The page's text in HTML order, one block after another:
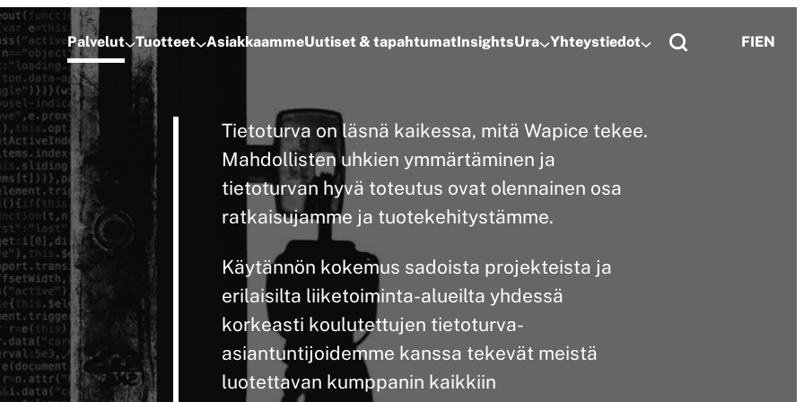
Palvelut Tuotteet AsiakkaammeUutiset & tapahtumatInsightsUra Yhteystiedot FIEN
Tietoturva on läsnä kaikessa, mitä Wapice tekee.
Mahdollisten uhkien ymmärtäminen ja
tietoturvan hyvä toteutus ovat olennainen osa
ratkaisujamme ja tuotekehitystämme.
Käytännön kokemus sadoista projekteista ja
erilaisilta liiketoiminta-alueilta yhdessä
korkeasti koulutettujen tietoturva-
asiantuntijoidemme kanssa tekevät meistä
luotettavan kumppanin kaikkiin